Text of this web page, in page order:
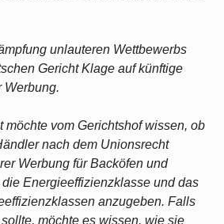
unlauteren Wettbewerbs
Gericht Klage auf künftige
Werbung.
möchte vom Gerichtshof wissen, ob
nach dem Unionsrecht
Werbung für Backöfen und
Energieeffizienzklasse und das
anzugeben. Falls
möchte es wissen, wie sie